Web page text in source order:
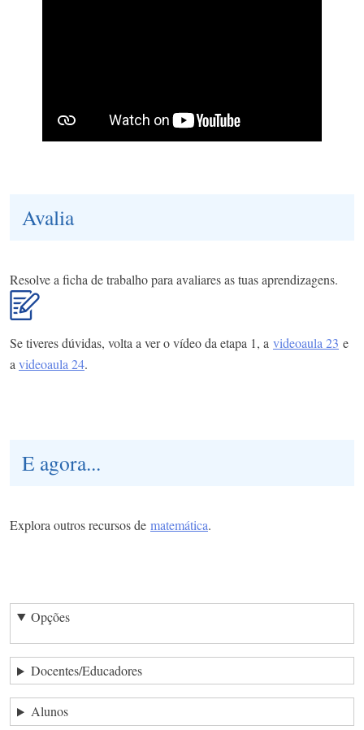
Avalia
Resolve a ficha de trabalho para avaliares as tuas aprendizagens.
Se tiveres dúvidas, volta a ver o vídeo da etapa 1, a videoaula 23 e
a videoaula 24.
E agora...
Explora outros recursos de matemática.
Opções
Docentes/Educadores
Alunos